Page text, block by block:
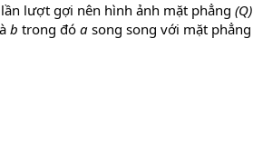
lượt gợi nên hình ảnh mặt phẳng (Q)
b trong đó a song song với mặt phẳng